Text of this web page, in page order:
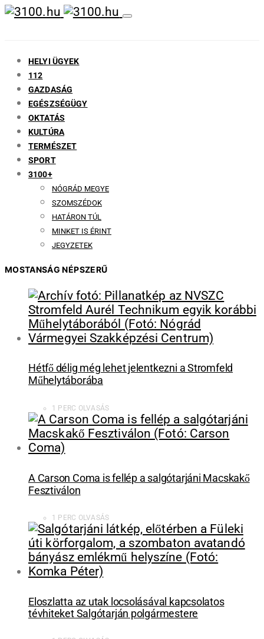
HELYI ÜGYEK
112
GAZDASÁG
EGÉSZSÉGÜGY
OKTATÁS
KULTÚRA
TERMÉSZET
SPORT
3100+
NÓGRÁD MEGYE
SZOMSZÉDOK
HATÁRON TÚL
MINKET IS ÉRINT
JEGYZETEK
MOSTANSÁG NÉPSZERŰ
Hétfő délig még lehet jelentkezni a Stromfeld
Műhelytáborába
1 PERC OLVASÁS
A Carson Coma is fellép a salgótarjáni Macskakő
Fesztiválon
1 PERC OLVASÁS
Eloszlatta az utak locsolásával kapcsolatos
tévhiteket Salgótarján polgármestere